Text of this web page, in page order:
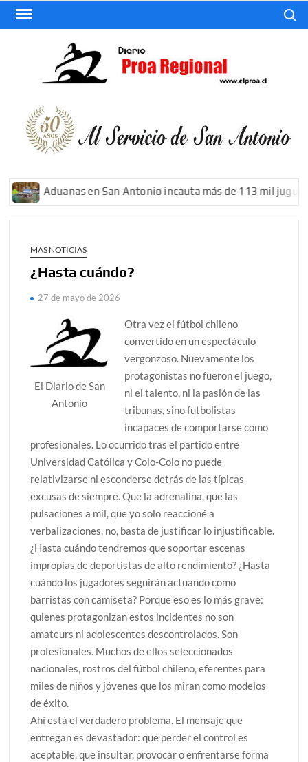
Saltar
Aduanas en San Antonio incauta más de 113 mil
MAS NOTICIAS
¿Hasta cuándo?
27 de mayo de 2026
El Diario de San
Antonio
Otra vez el fútbol chileno
convertido en un espectáculo
vergonzoso. Nuevamente los
protagonistas no fueron el juego,
ni el talento, ni la pasión de las
tribunas, sino futbolistas
incapaces de comportarse como
profesionales. Lo ocurrido tras el partido entre
Universidad Católica y Colo-Colo no puede
relativizarse ni esconderse detrás de las típicas
excusas de siempre. Que la adrenalina, que las
pulsaciones a mil, que yo solo reaccioné a
verbalizaciones, no, basta de justificar lo injustificable.
¿Hasta cuándo tendremos que soportar escenas
impropias de deportistas de alto rendimiento? ¿Hasta
cuándo los jugadores seguirán actuando como
barristas con camiseta? Porque eso es lo más grave:
quienes protagonizan estos incidentes no son
amateurs ni adolescentes descontrolados. Son
profesionales. Muchos de ellos seleccionados
nacionales, rostros del fútbol chileno, eferentes para
miles de niños y jóvenes que los miran como modelos
de éxito.
Ahí está el verdadero problema. El mensaje que
entregan es devastador: que perder el control es
aceptable, que insultar, provocar o enfrentarse forma